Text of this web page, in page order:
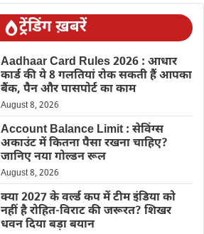
ट्रेंडिंग ख़बरें
Aadhaar Card Rules 2026 : आधार
कार्ड की ये 8 गलतियां रोक सकती हैं आपका
बैंक, पैन और पासपोर्ट का काम
August 8, 2026
Account Balance Limit : सेविंग्स
अकाउंट में कितना पैसा रखना चाहिए?
जानिए नया गोल्डन रूल
August 8, 2026
क्या 2027 के वर्ल्ड कप में टीम इंडिया को
नहीं है रोहित-विराट की जरूरत? शिखर
धवन दिया बड़ा बयान